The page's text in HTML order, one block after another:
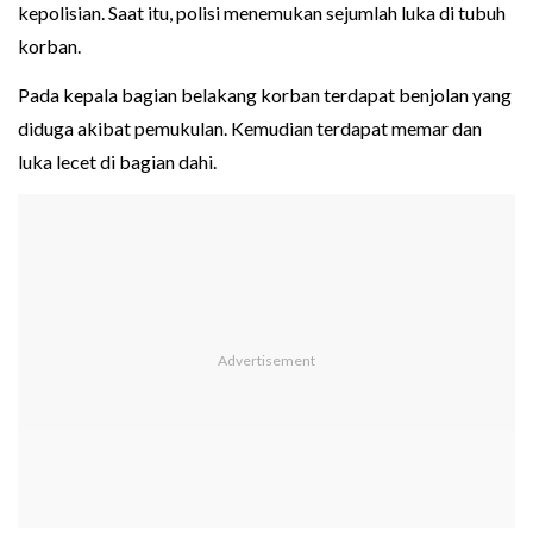
kepolisian. Saat itu, polisi menemukan sejumlah luka di tubuh
korban.
Pada kepala bagian belakang korban terdapat benjolan yang
diduga akibat pemukulan. Kemudian terdapat memar dan
luka lecet di bagian dahi.